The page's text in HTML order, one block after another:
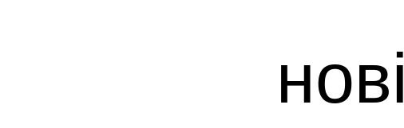
нові